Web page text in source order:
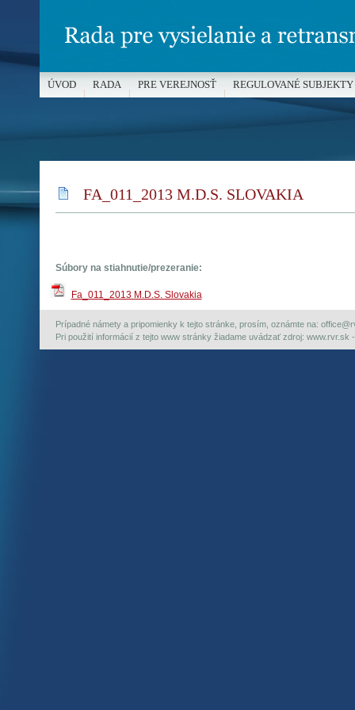
FA_011_2013 M.D.S. SLOVAKIA
Súbory na stiahnutie/prezeranie:
Fa_011_2013 M.D.S. Slovakia
Prípadné námety a pripomienky k tejto stránke, prosím, oznámte na:
Pri použití informácií z tejto www stránky žiadame uvádzať zdroj: www.rvr.sk
ÚVOD RADA PRE VEREJNOSŤ REGULOVANÉ SUBJEKTY